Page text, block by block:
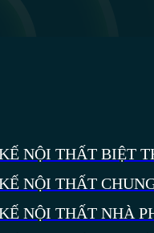
NỘI THẤT BIỆT
NỘI THẤT
NỘI THẤT NHÀ